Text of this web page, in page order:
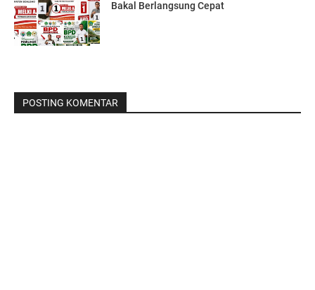
Bakal Berlangsung Cepat
POSTING KOMENTAR